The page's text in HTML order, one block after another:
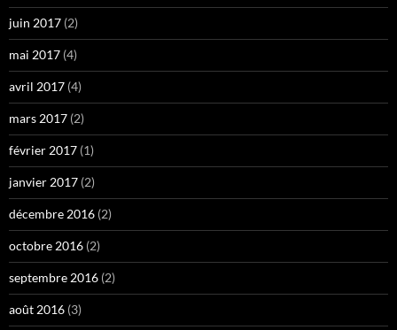
juin 2017 (2)
mai 2017 (4)
avril 2017 (4)
mars 2017 (2)
février 2017 (1)
janvier 2017 (2)
décembre 2016 (2)
octobre 2016 (2)
septembre 2016 (2)
août 2016 (3)